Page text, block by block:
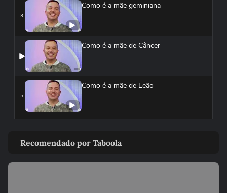
3
Como é a mãe geminiana
Como é a mãe de Câncer
5
Como é a mãe de Leão
Como é a mãe libriana
Recomendado por Taboola